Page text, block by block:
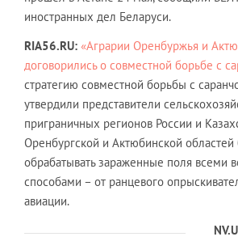
иностранных дел Беларуси.
RIA56.RU: «Аграрии Оренбуржья и
договорились о совместной борьбе с
стратегию совместной борьбы с
утвердили представители
приграничных регионов России и
Оренбургской и Актюбинской областей
обрабатывать зараженные поля всеми
способами – от ранцевого
авиации.